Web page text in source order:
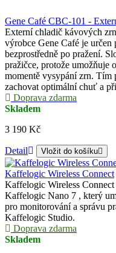
Gene Café CBC-101 -
Externí chladič kávových
výrobce Gene Café je
bezprostředně po pražení.
pražičce, protože umožňuje
momentě vysypání zrn. Tím
zachovat optimální chuť a
Doprava zdarma
Skladem
3 190 Kč
Detail Vložit do košíku
Kaffelogic Wireless Connect
Kaffelogic Wireless
Kaffelogic Nano 7 , který
pro monitorování a správu
Kaffelogic Studio.
Doprava zdarma
Skladem